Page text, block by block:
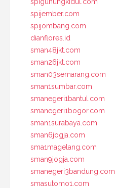
spijember.com
spijombang.com
dianflores.id
sman48jkt.com
sman26jkt.com
sman03semarang.com
sman1sumbar.com
smanegeri1bantul.com
smanegeri1bogor.com
sman1surabaya.com
sman6jogja.com
sma1magelang.com
sman9jogja.com
smanegeri3bandung.com
smasutomo1.com